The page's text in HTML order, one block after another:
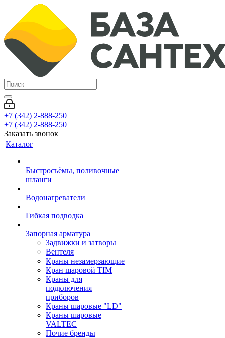
+7 (342) 2-888-250
+7 (342) 2-888-250
Заказать звонок
Каталог
Быстросъёмы, поливочные
шланги
Водонагреватели
Гибкая подводка
Запорная арматура
Задвижки и затворы
Вентеля
Краны незамерзающие
Кран шаровой TIM
Краны для
подключения
приборов
Краны шаровые "LD"
Краны шаровые
VALTEC
Почие бренды